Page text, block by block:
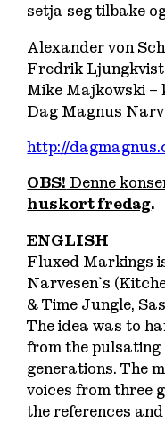
setja seg tilbake
Alexander von
Fredrik
Mike Majkowski –
Dag Magnus
http://
OBS! Denne
huskort fredag.
ENGLISH
Fluxed Markings
Narvesen`s
& Time Jungle,
The idea was to
from the pulsating
generations. The
voices from three
the references